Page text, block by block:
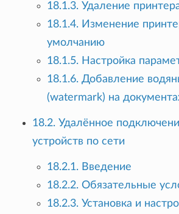
18.1.3. Удаление
18.1.4. Изменение
умолчанию
18.1.5. Настройка
18.1.6. Добавление
(watermark) на
18.2. Удалённое
устройств по сети
18.2.1. Введение
18.2.2. Обязательные
18.2.3. Установка и